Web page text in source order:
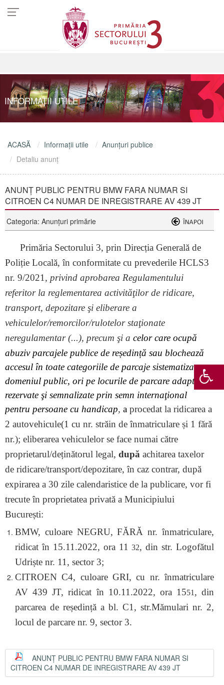
INFORMAŢII UTILE
ACASĂ Informaţii utile
Anunţuri publice
Detaliu anunţ
ANUNȚ PUBLIC PENTRU BMW FARA NUMAR SI
CITROEN C4 NUMAR DE INREGISTRARE AV 439 JT
Categoria: Anunţuri primărie
Primăria Sectorului 3, prin Direcția Generală de
Poliție Locală, în conformitate cu prevederile HCLS3
nr. 9/2021, privind aprobarea Regulamentului
referitor la reglementarea activităţilor de ridicare,
transport, depozitare şi eliberare a
vehiculelor/remorcilor/rulotelor staţionate
neregulamentar (...), precum şi a celor care ocupă
abuziv parcajele publice de reședință sau blochează
accesul în toate categoriile de parcaje sistematizate pe
domeniul public, ori pe locurile de parcare adaptate,
rezervate şi semnalizate prin semn internaţional
pentru persoane cu handicap, a procedat la ridicarea a
2 autovehicule(1 cu nr. străin de înmatriculare și 1 fără
nr.); eliberarea vehiculelor se face numai către
proprietarul/deținătorul legal, după achitarea taxelor
de ridicare/transport/depozitare, în caz contrar, după
expirarea a 30 zile calendaristice de la publicare, vor fi
trecute în proprietatea privată a Municipiului
București:
BMW, culoare NEGRU, FĂRĂ nr. înmatriculare,
ridicat în 15.11.2022, ora 1132, din str. Logofătul
Udriște nr. 11, sector 3;
CITROEN C4, culoare GRI, cu nr. înmatriculare
AV 439 JT, ridicat în 10.11.2022, ora 1551 , din
parcarea de reședință a bl. C1, str.Mămulari nr. 2,
locul de parcare nr. 9, sector 3.
ANUNȚ PUBLIC PENTRU BMW FARA NUMAR SI
CITROEN C4 NUMAR DE INREGISTRARE AV 439 JT